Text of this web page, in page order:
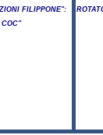
FILIPPONE":
COC"